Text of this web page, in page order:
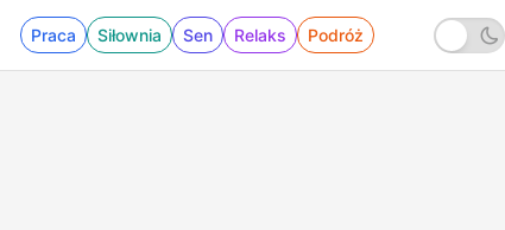
Praca Siłownia Sen Relaks Podróż